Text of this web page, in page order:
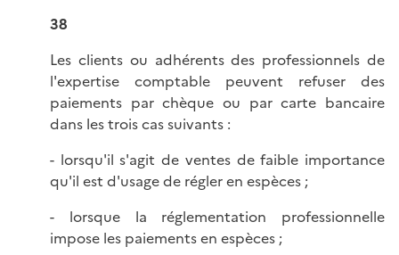
38
Les clients ou adhérents des professionnels de
l'expertise comptable peuvent refuser des
paiements par chèque ou par carte bancaire
dans les trois cas suivants :
- lorsqu'il s'agit de ventes de faible importance
qu'il est d'usage de régler en espèces ;
- lorsque la réglementation professionnelle
impose les paiements en espèces ;